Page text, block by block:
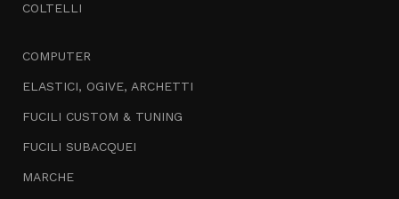
COLTELLI
COMPUTER
ELASTICI, OGIVE, ARCHETTI
FUCILI CUSTOM & TUNING
FUCILI SUBACQUEI
MARCHE